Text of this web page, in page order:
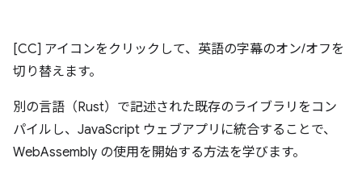
[CC] アイコンをクリックして、英語の字幕のオン/オフを
切り替えます。
別の言語（Rust）で記述された既存のライブラリをコン
パイルし、JavaScript ウェブアプリに統合することで、
WebAssembly の使用を開始する方法を学びます。